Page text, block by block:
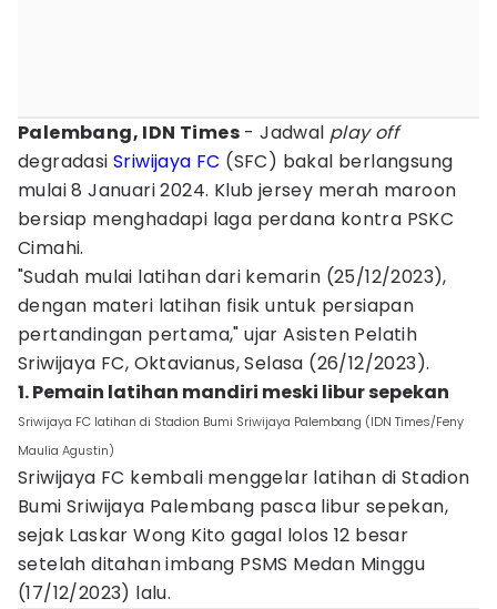
Palembang, IDN Times - Jadwal play off
degradasiSriwijaya FC (SFC) bakal berlangsung
mulai 8 Januari 2024. Klub jersey merah maroon
bersiap menghadapi laga perdana kontra PSKC
Cimahi.
"Sudah mulai latihan dari kemarin (25/12/2023),
dengan materi latihan fisik untuk persiapan
pertandingan pertama," ujar Asisten Pelatih
Sriwijaya FC, Oktavianus, Selasa (26/12/2023).
1. Pemain latihan mandiri meski libur sepekan
Sriwijaya FC latihan di Stadion Bumi Sriwijaya Palembang (IDN Times/Feny
Maulia Agustin)
Sriwijaya FC kembali menggelar latihan di Stadion
Bumi Sriwijaya Palembang pasca libur sepekan,
sejak Laskar Wong Kito gagal lolos 12 besar
setelah ditahan imbang PSMS Medan Minggu
(17/12/2023) lalu.